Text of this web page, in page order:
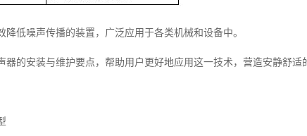
降低噪声传播的装置，广泛应用于各类机械和设备中。
器的安装与维护要点，帮助用户更好地应用这一技术，营造安静舒适